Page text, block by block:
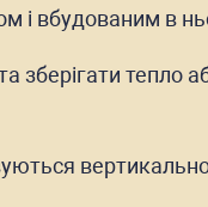
і вбудованим в
зберігати тепло